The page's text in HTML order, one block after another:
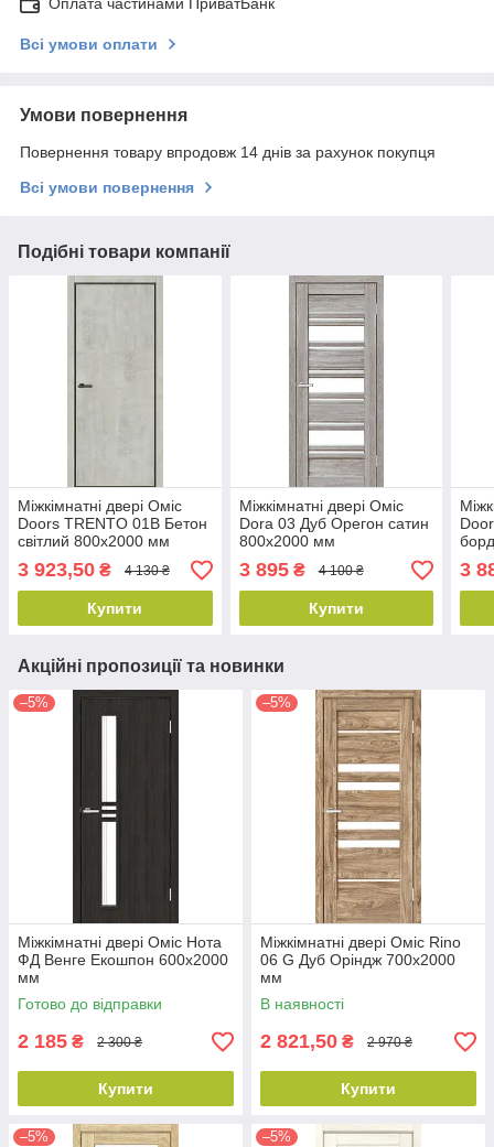
Всі умови оплати
Умови повернення
Повернення товару впродовж 14 днів за рахунок покупця
Всі умови повернення
Подібні товари компанії
Міжкімнатні двері Оміс
Doors TRENTO 01B Бетон
світлий 800х2000 мм
3 923,50 ₴ 4 130 ₴
Купити
Міжкімнатні двері Оміс
Dora 03 Дуб Орегон сатин
800х2000 мм
3 895₴ 4 100 ₴
Купити
3
Акційні пропозиції та новинки
–5%
Міжкімнатні двері Оміс Нота
ФД Венге Екошпон 600х2000
мм
Готово до відправки
2 185 ₴ 2 300 ₴
Купити
–5%
Міжкімнатні двері Оміс Rino
06 G Дуб Оріндж 700х2000
мм
В наявності
2 821,50 ₴ 2 970 ₴
Купити
–5% –5%